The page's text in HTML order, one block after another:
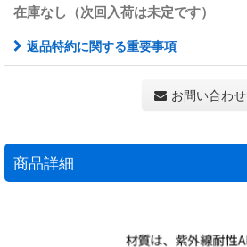
在庫なし（次回入荷は未定です）
返品特約に関する重要事項
お問い合わせ
商品詳細